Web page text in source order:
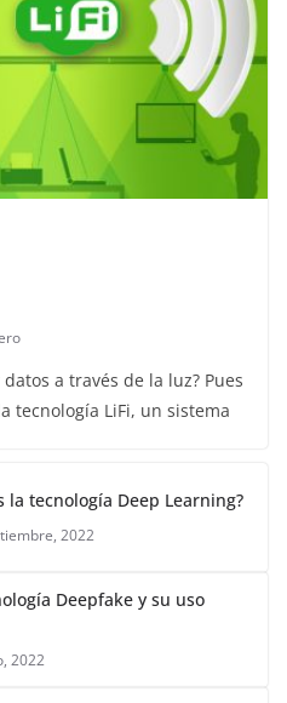
a través de la luz? Pues
tecnología LiFi, un sistema
la tecnología Deep Learning?
2022
Deepfake y su uso
2022